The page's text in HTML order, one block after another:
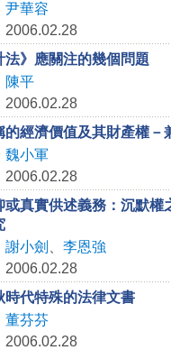
尹華容
2006.02.28
法》應關注的幾個問題
陳平
2006.02.28
的經濟價值及其財產權－
魏小軍
2006.02.28
或真實供述義務：沉默
謝小劍
李恩強
2006.02.28
時代特殊的法律文書
董芬芬
2006.02.28